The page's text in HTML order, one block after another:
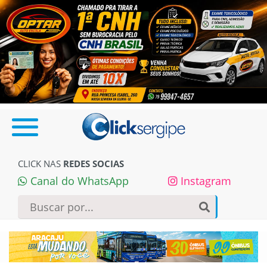
CLICK NAS REDES SOCIAS
Canal do WhatsApp Instagram